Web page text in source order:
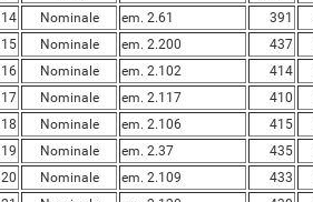
14
Nominale em. 2.61 391
15
Nominale em. 2.200 437
16
Nominale em. 2.102 414
17
Nominale em. 2.117 410
18
Nominale em. 2.106 415
19
Nominale em. 2.37 435
20
Nominale em. 2.109 433